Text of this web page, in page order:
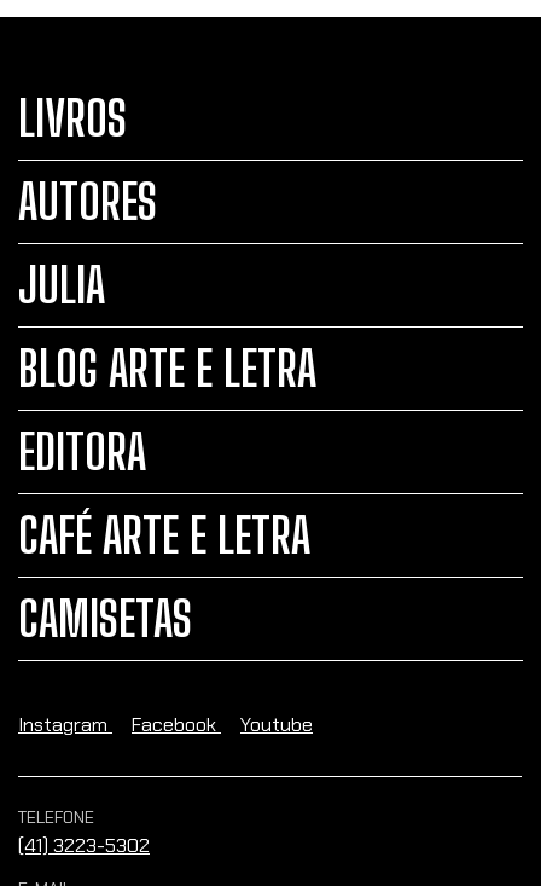
LIVROS
AUTORES
JULIA
BLOG ARTE E LETRA
EDITORA
CAFÉ ARTE E LETRA
CAMISETAS
Instagram Facebook Youtube
TELEFONE
(41) 3223-5302